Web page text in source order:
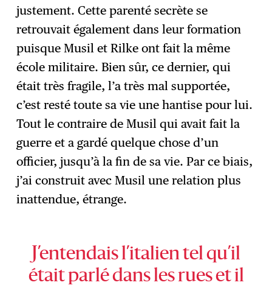
justement. Cette parenté secrète se
retrouvait également dans leur formation
puisque Musil et Rilke ont fait la même
école militaire. Bien sûr, ce dernier, qui
était très fragile, l’a très mal supportée,
c’est resté toute sa vie une hantise pour lui.
Tout le contraire de Musil qui avait fait la
guerre et a gardé quelque chose d’un
officier, jusqu’à la fin de sa vie. Par ce biais,
j’ai construit avec Musil une relation plus
inattendue, étrange.
J’entendais l’italien tel qu’il
était parlé dans les rues et il